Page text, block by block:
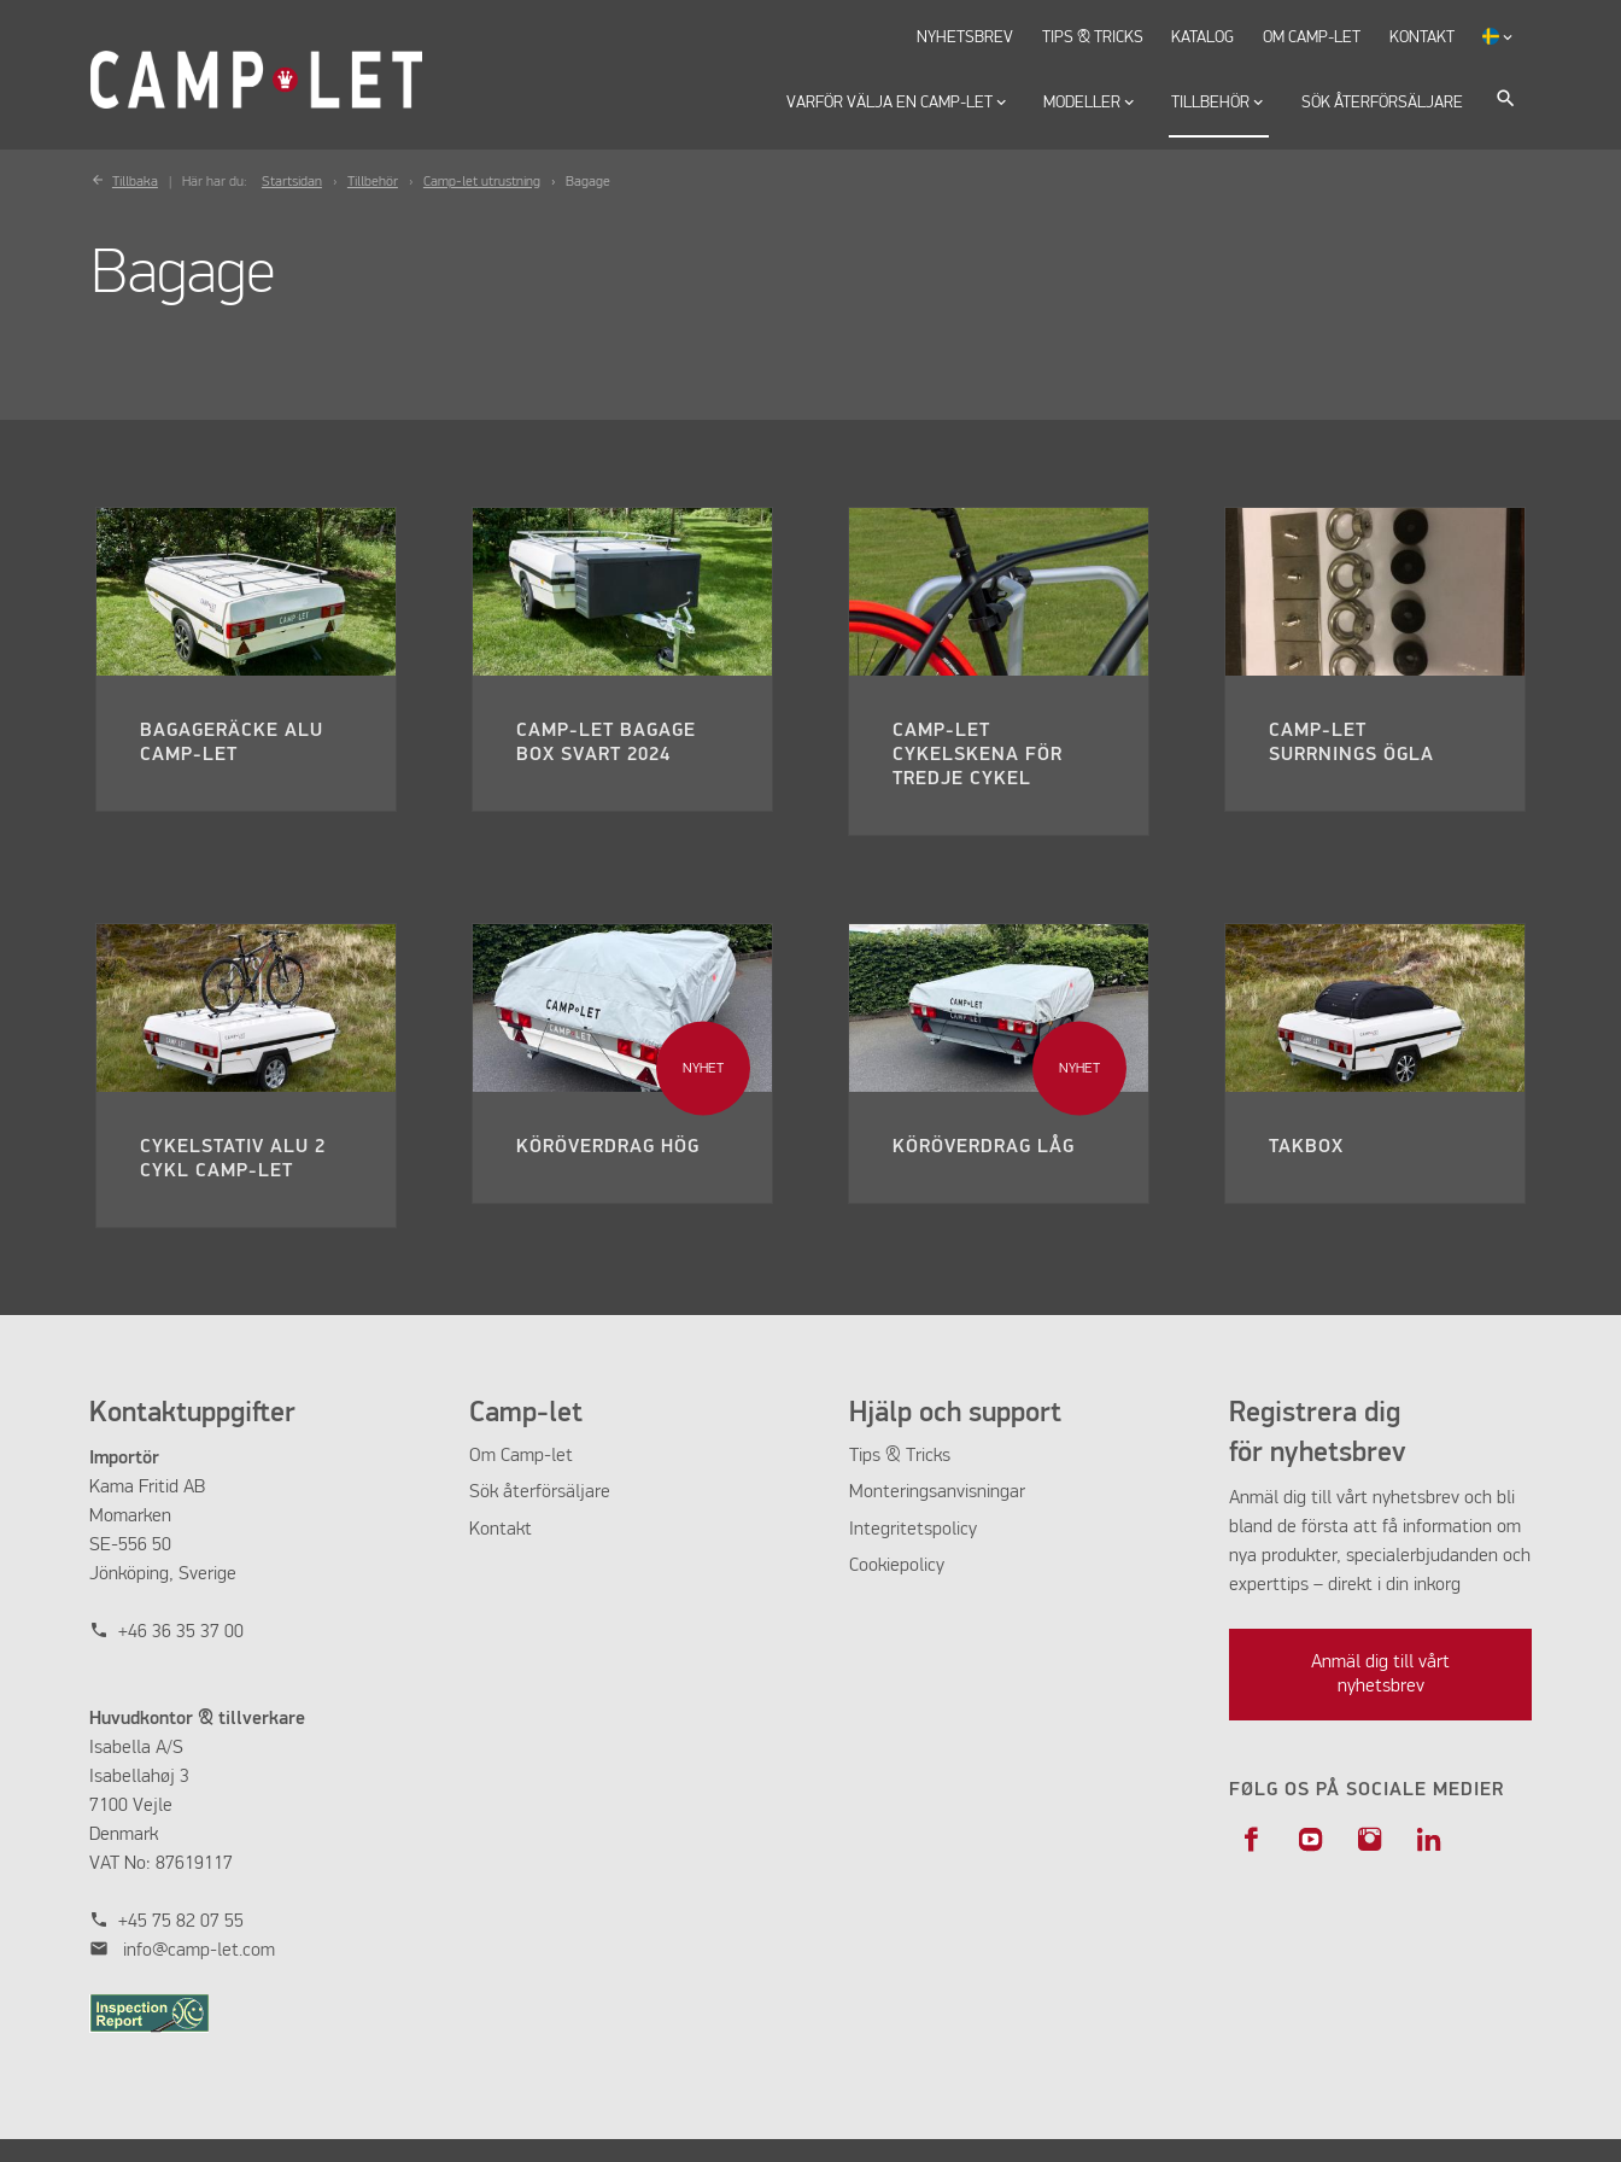
VARFÖR VÄLJA EN CAMP-LETkeyboard_arrow_down MODELLER keyboard_arrow_down TILLBEHÖR keyboard_arrow_down SÖK ÅTERFÖRSÄLJARE search
NYHETSBREV TIPS & TRICKS KATALOG OM CAMP-LET KONTAKT keyboard_arrow_down
Tillbaka Här har du: Startsidan Tillbehör Camp-let utrustning Bagage
Bagage
BAGAGERÄCKE ALU
CAMP-LET
CAMP-LET BAGAGE
BOX SVART 2024
CAMP-LET
CYKELSKENA FÖR
TREDJE CYKEL
CAMP-LET
SURRNINGS ÖGLA
CYKELSTATIV ALU 2
CYKL CAMP-LET
NYHET
KÖRÖVERDRAG HÖG
NYHET
KÖRÖVERDRAG LÅG TAKBOX
Kontaktuppgifter
Importör
Kama Fritid AB
Momarken
SE-556 50
Jönköping, Sverige
phone +46 36 35 37 00
Huvudkontor & tillverkare
Isabella A/S
Isabellahøj 3
7100 Vejle
Denmark
VAT No: 87619117
phone +45 75 82 07 55
mail info@camp-let.com
Camp-let
Om Camp-let
Sök återförsäljare
Kontakt
Hjälp och support
Tips & Tricks
Monteringsanvisningar
Integritetspolicy
Cookiepolicy
Registrera dig
för nyhetsbrev
Anmäl dig till vårt nyhetsbrev och bli
bland de första att få information om
nya produkter, specialerbjudanden och
experttips – direkt i din inkorg
Anmäl dig till vårt
nyhetsbrev
FØLG OS PÅ SOCIALE MEDIER